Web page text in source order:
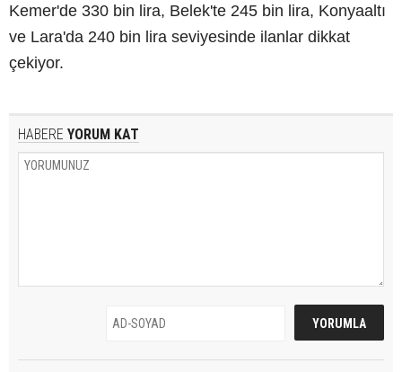
Kemer'de 330 bin lira, Belek'te 245 bin lira, Konyaaltı
ve Lara'da 240 bin lira seviyesinde ilanlar dikkat
çekiyor.
HABERE YORUM KAT